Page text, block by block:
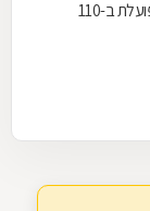
השלישית בגודלה בעולם. החברה פועלת ב-110